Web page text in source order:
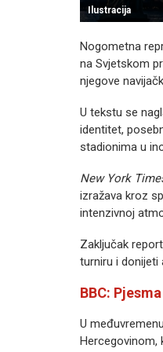
Ilustracija
Nogometna
na Svjetskom
njegove
U tekstu se
identitet,
stadionima u
New York
izražava kroz
intenzivnoj
Zaključak
turniru i donijeti
BBC:
U
Hercegovinom,